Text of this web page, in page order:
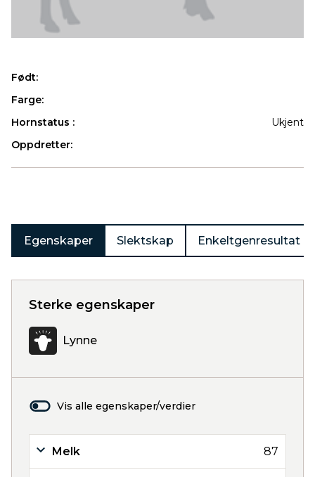
Født:
Farge:
Hornstatus :
Ukjent
Oppdretter:
Egenskaper Slektskap Enkeltgenresultat
Sterke egenskaper
Lynne
Vis alle egenskaper/verdier
Melk 87